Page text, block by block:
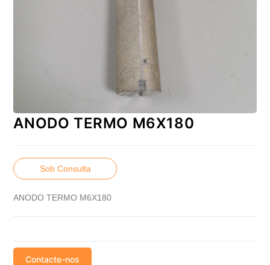
ANODO TERMO M6X180
Sob Consulta
ANODO TERMO M6X180
Contacte-nos